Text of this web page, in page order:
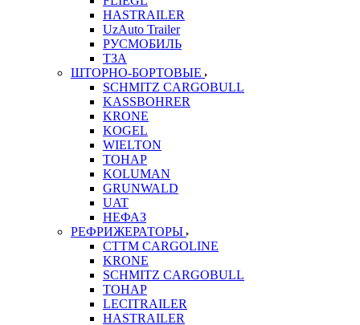
HASTRAILER
UzAuto Trailer
РУСМОБИЛЬ
ТЗА
ШТОРНО-БОРТОВЫЕ
SCHMITZ CARGOBULL
KASSBOHRER
KRONE
KOGEL
WIELTON
ТОНАР
KOLUMAN
GRUNWALD
UAT
НЕФАЗ
РЕФРИЖЕРАТОРЫ
CTTM CARGOLINE
KRONE
SCHMITZ CARGOBULL
ТОНАР
LECITRAILER
HASTRAILER